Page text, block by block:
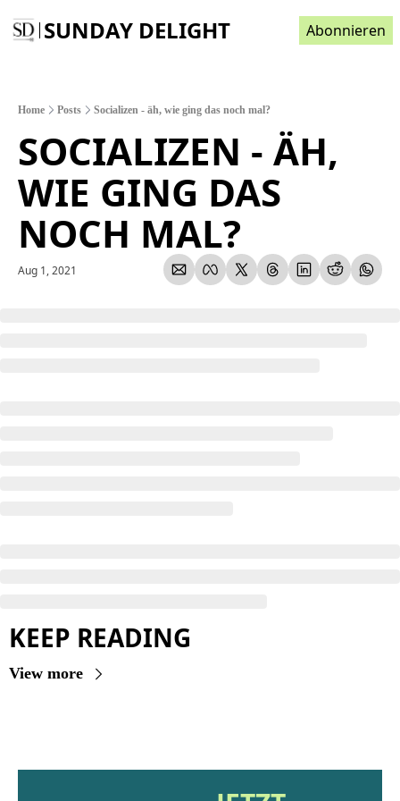
SUNDAY DELIGHT Abonnieren
Home Posts Socializen - äh, wie ging das noch mal?
SOCIALIZEN - ÄH,
WIE GING DAS
NOCH MAL?
Aug 1, 2021
KEEP READING
View more